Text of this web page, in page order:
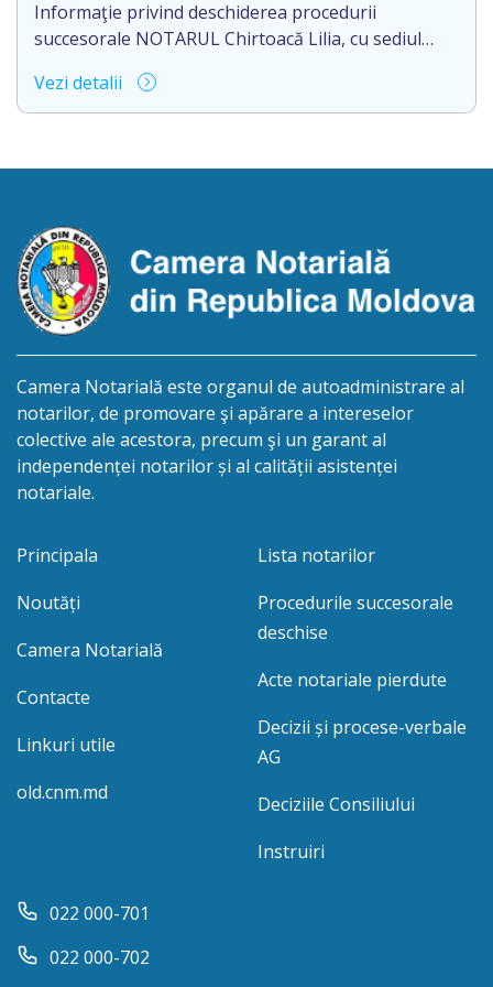
Eliberarea certificatului […]
Informaţie privind deschiderea procedurii
succesorale NOTARUL Chirtoacă Lilia, cu sediul
str.M.Kogălniceanu nr.3, ap.1, anunţă despre
deschiderea procedurii succesorale în urma
08.08.1973, IDNP 0961809896633, decedată la
este planificată în prealabil în termen de 2 (două)
luni din ziua publicării avizului, cu […]
Vezi detalii
Camera Notarială este organul de autoadministrare al
notarilor, de promovare şi apărare a intereselor
colective ale acestora, precum şi un garant al
independenței notarilor și al calității asistenței
notariale.
Principala
Noutăți
Camera Notarială
Contacte
Linkuri utile
old.cnm.md
Lista notarilor
Procedurile succesorale
deschise
Acte notariale pierdute
Decizii și procese-verbale
AG
Deciziile Consiliului
Instruiri
022 000-701
022 000-702